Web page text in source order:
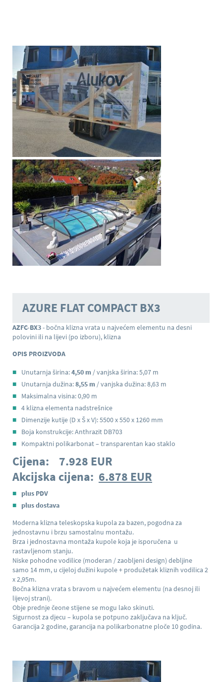
AZURE FLAT COMPACT BX3
AZFC-BX3- bočna klizna vrata u najvećem elementu na desni
polovini ili na lijevi (po izboru), klizna
OPIS PROIZVODA
Unutarnja širina:4,50 m / vanjska širina: 5,07 m
Unutarnja dužina:8,55 m / vanjska dužina: 8,63 m
Maksimalna visina: 0,90 m
4 klizna elementa nadstrešnice
Dimenzije kutije (D x Š x V): 5500 x 550 x 1260 mm
Boja konstrukcije: Anthrazit DB703
Kompaktni polikarbonat – transparentan kao staklo
Cijena: 7.928 EUR
Akcijska cijena: 6.878 EUR
plus PDV
plus dostava
Moderna klizna teleskopska kupola za bazen, pogodna za
jednostavnu i brzu samostalnu montažu.
Brza i jednostavna montaža kupole koja je isporučena u
rastavljenom stanju.
Niske pohodne vodilice (moderan / zaobljeni design) debljine
samo 14 mm, u cijeloj dužini kupole + produžetak kliznih vodilica 2
x 2,95m.
Bočna klizna vrata s bravom u najvećem elementu (na desnoj ili
lijevoj strani).
Obje prednje čeone stijene se mogu lako skinuti.
Sigurnost za djecu – kupola se potpuno zaključava na ključ.
Garancija 2 godine, garancija na polikarbonatne ploče 10 godina.